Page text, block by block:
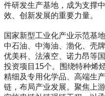
件研发生产基地，成为支撑
效、创新发展的重要力量。
国家新型工业化产业示范基
中石油、中海油、渤化、壳
优美科、法液空、诺力昂等
投资项目15个。围绕特种烯
精细及专用化学品、高端生
链，布局产业发展。聚焦上